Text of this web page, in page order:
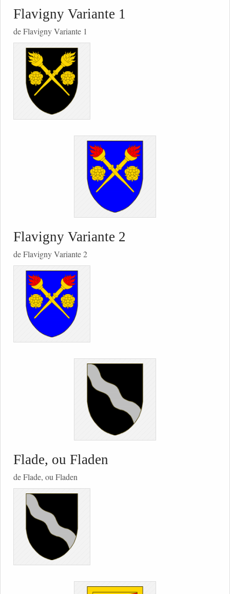
Flavigny Variante 1
de Flavigny Variante 1
Flavigny Variante 2
de Flavigny Variante 2
Flade, ou Fladen
de Flade, ou Fladen